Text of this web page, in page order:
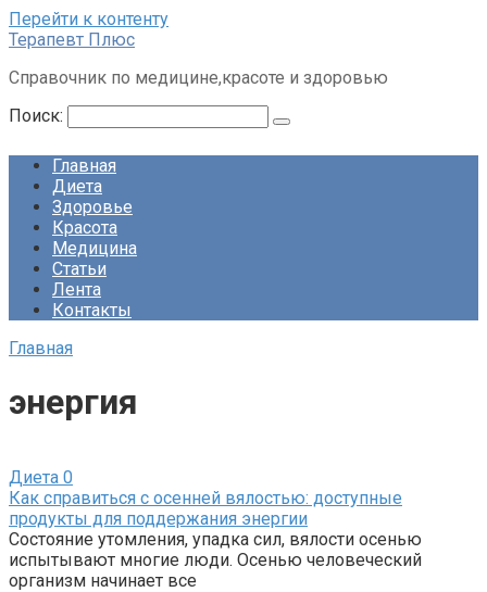
Перейти к контенту
Терапевт Плюс
Справочник по медицине,красоте и здоровью
Поиск:
Главная
Диета
Здоровье
Красота
Медицина
Статьи
Лента
Контакты
Главная
энергия
Диета 0
Как справиться с осенней вялостью: доступные
продукты для поддержания энергии
Состояние утомления, упадка сил, вялости осенью
испытывают многие люди. Осенью человеческий
организм начинает все